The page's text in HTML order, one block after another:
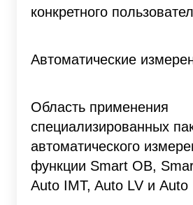
конкретного
Автоматические
Область применения
специализированных
автоматического
функции Smart OB,
Auto IMT, Auto LV и Auto